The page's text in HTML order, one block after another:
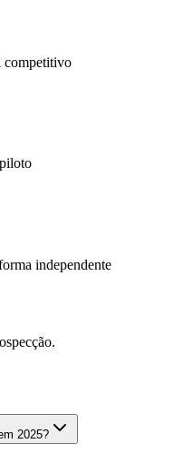
competitivo
independente
2025?